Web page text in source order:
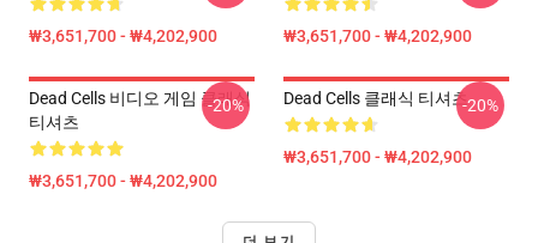
₩3,651,700 - ₩4,202,900 ₩3,651,700 - ₩4,202,900
Dead Cells 비디오 게임 클래식
티셔츠
₩3,651,700 - ₩4,202,900
-20% Dead Cells 클래식 티셔츠
₩3,651,700 - ₩4,202,900
-20%